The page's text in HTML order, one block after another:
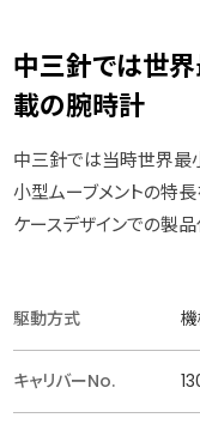
中三針では世
載の腕時計
中三針では当時世界最
小型ムーブメントの特
ケースデザインでの製
駆動方式
キャリバーNo.